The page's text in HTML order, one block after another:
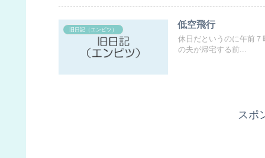
旧日記（エンピツ） 低空飛行
休日だというのに午前
の夫が帰宅する前...
スポ